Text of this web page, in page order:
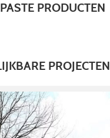
PRODUCTEN
PROJECTEN